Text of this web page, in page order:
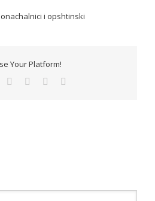
i opshtinski
Your Platform!